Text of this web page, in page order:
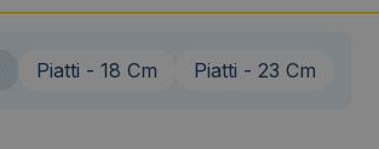
Piatti - 18 Cm Piatti - 23 Cm